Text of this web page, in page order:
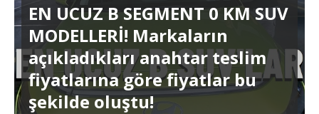
EN UCUZ B SEGMENT 0 KM SUV
MODELLERİ! Markaların
açıkladıkları anahtar teslim
fiyatlarına göre fiyatlar bu
şekilde oluştu!